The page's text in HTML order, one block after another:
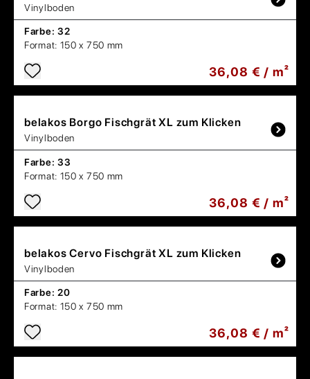
Vinylboden
Farbe: 32
Format: 150 x 750 mm
36,08 € / m²
belakos Borgo Fischgrät XL zum Klicken
Vinylboden
Farbe: 33
Format: 150 x 750 mm
36,08 € / m²
belakosCervo Fischgrät XL zum Klicken
Vinylboden
Farbe: 20
Format: 150 x 750 mm
36,08 € / m²